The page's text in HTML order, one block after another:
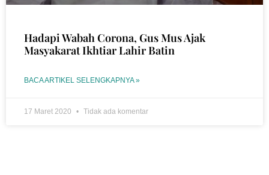
Hadapi Wabah Corona, Gus Mus Ajak
Masyakarat Ikhtiar Lahir Batin
BACA ARTIKEL SELENGKAPNYA »
17 Maret 2020 Tidak ada komentar